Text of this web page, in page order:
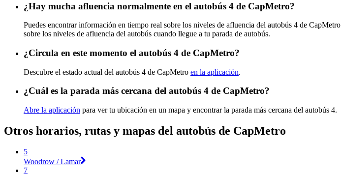
¿Hay mucha afluencia normalmente en el autobús 4 de CapMetro?
Puedes encontrar información en tiempo real sobre los niveles de afluencia del autobús 4 de CapMetro
sobre los niveles de afluencia del autobús cuando llegue a tu parada de autobús.
¿Circula en este momento el autobús 4 de CapMetro?
Descubre el estado actual del autobús 4 de CapMetro en la aplicación.
¿Cuál es la parada más cercana del autobús 4 de CapMetro?
Abre la aplicación para ver tu ubicación en un mapa y encontrar la parada más cercana del autobús 4.
Otros horarios, rutas y mapas del autobús de CapMetro
5
Woodrow / Lamar
7